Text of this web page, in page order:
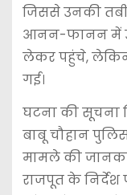
जिससे उनकी
आनन-फानन में
लेकर पहुंचे, लेकिन
गई।
घटना की सूचना
बाबू चौहान
मामले की
राजपूत के निर्देश